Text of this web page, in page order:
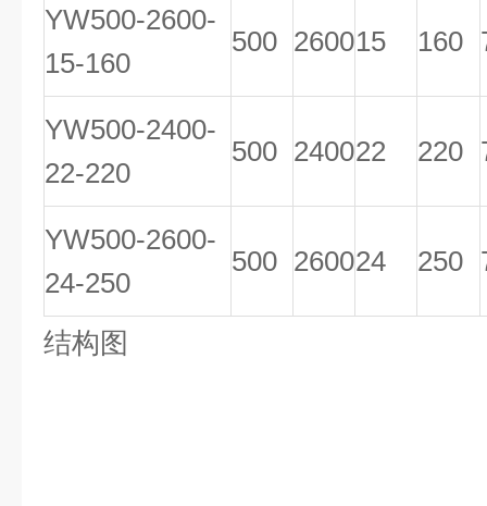
YW500-2600-
15-160
500 260015 160
YW500-2400-
22-220
500 240022 220
YW500-2600-
24-250
500 260024 250
结构图